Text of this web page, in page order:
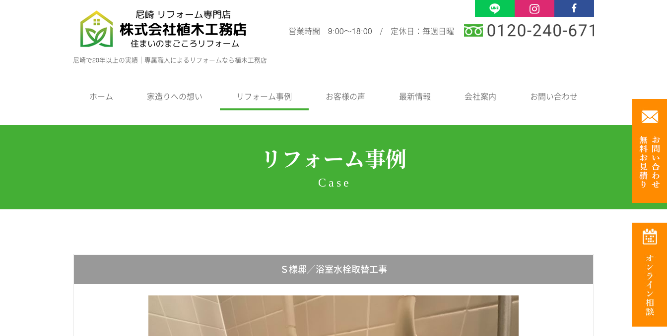
尼崎で20年以上の実績｜専属職人によるリフォームなら植木工務店
営業時間 9:00～18:00 / 定休日：毎週日曜
ホーム 家造りへの想い リフォーム事例 お客様の声 最新情報 会社案内 お問い合わせ
リフォーム事例
Case
Ｓ様邸／浴室水栓取替工事